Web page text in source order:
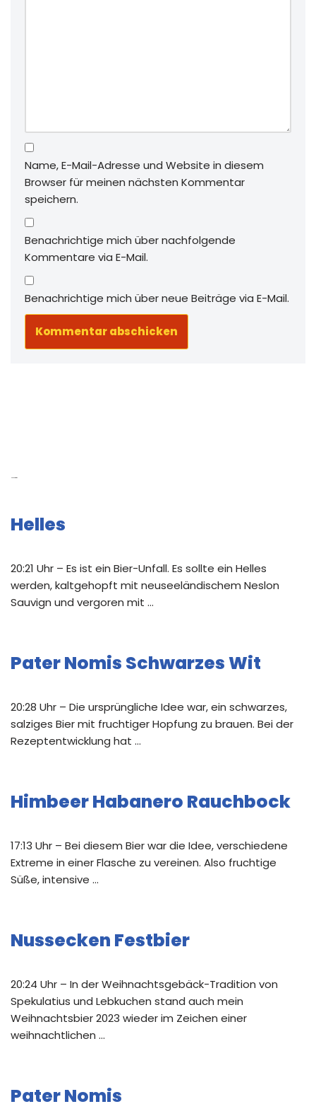
Name, E-Mail-Adresse und Website in diesem
Browser für meinen nächsten Kommentar
speichern.
Benachrichtige mich über nachfolgende
Kommentare via E-Mail.
Benachrichtige mich über neue Beiträge via E-Mail.
Helles
20:21 Uhr – Es ist ein Bier-Unfall. Es sollte ein Helles
werden, kaltgehopft mit neuseeländischem Neslon
Sauvign und vergoren mit …
Pater Nomis Schwarzes Wit
20:28 Uhr – Die ursprüngliche Idee war, ein schwarzes,
salziges Bier mit fruchtiger Hopfung zu brauen. Bei der
Rezeptentwicklung hat …
Himbeer Habanero Rauchbock
17:13 Uhr – Bei diesem Bier war die Idee, verschiedene
Extreme in einer Flasche zu vereinen. Also fruchtige
Süße, intensive …
Nussecken Festbier
20:24 Uhr – In der Weihnachtsgebäck-Tradition von
Spekulatius und Lebkuchen stand auch mein
Weihnachtsbier 2023 wieder im Zeichen einer
weihnachtlichen …
Pater Nomis